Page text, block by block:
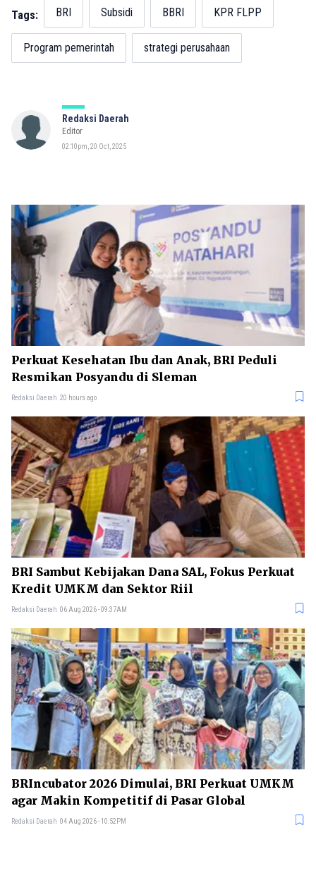
Tags: BRI Subsidi BBRI KPR FLPP
Program pemerintah strategi perusahaan
Redaksi Daerah
Editor
02:10pm, 20 Oct, 2025
Perkuat Kesehatan Ibu dan Anak, BRI Peduli
Resmikan Posyandu di Sleman
Redaksi Daerah 20 hours ago
BRI Sambut Kebijakan Dana SAL, Fokus Perkuat
Kredit UMKM dan Sektor Riil
Redaksi Daerah 06 Aug 2026 - 09:37AM
BRIncubator 2026 Dimulai, BRI Perkuat UMKM
agar Makin Kompetitif di Pasar Global
Redaksi Daerah 04 Aug 2026 - 10:52PM